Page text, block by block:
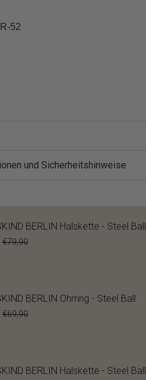
52
und Sicherheitshinweise
BERLIN Halskette - Steel Ball
€79,90
BERLIN Ohrring - Steel Ball
€69,90
BERLIN Halskette - Steel Ball